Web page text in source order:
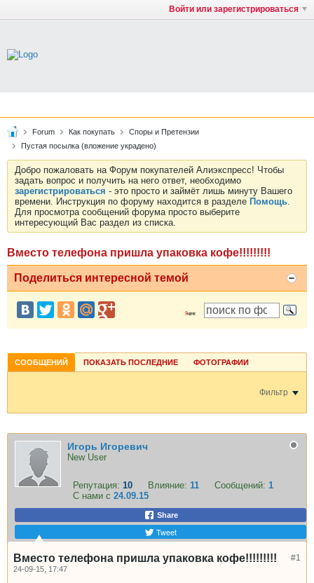
Войти или зарегистрироваться
Forum Как покупать
Споры и Претензии
Пустая посылка (вложение украдено)
Добро пожаловать на Форум покупателей Алиэкспресс! Чтобы
задать вопрос и получить на него ответ, необходимо
зарегистрироваться - это просто и займёт лишь минуту Вашего
времени. Инструкция по форуму находится в разделе Помощь.
Для просмотра сообщений форума просто выберите
интересующий Вас раздел из списка.
Вместо телефона пришла упаковка кофе!!!!!!!!!
Поделиться интересной темой
СООБЩЕНИЙ ПОКАЗАТЬ ПОСЛЕДНИЕ ФОТОГРАФИИ
Фильтр
Игорь Игоревич
New User
Репутация: 10 Влияние: 11 Сообщений: 1
С нами с 24.09.15
Share
Tweet
#1
Вместо телефона пришла упаковка кофе!!!!!!!!!
24-09-15, 17:47